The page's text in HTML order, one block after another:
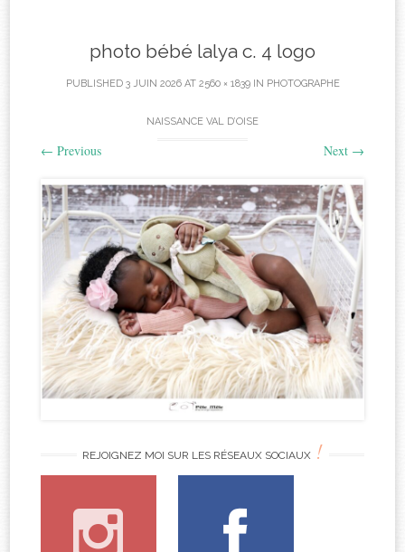
photo bébé lalya c. 4 logo
PUBLISHED 3 JUIN 2026AT 2560 × 1839IN PHOTOGRAPHE
NAISSANCE VAL D’OISE
← Previous Next →
REJOIGNEZ MOI SUR LES RÉSEAUX SOCIAUX !